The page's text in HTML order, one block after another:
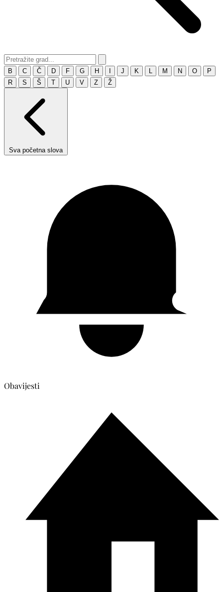
B C Č D F G H J K M N O
P
R
S Š T U V Z Ž
Sva početna slova
Obavijesti